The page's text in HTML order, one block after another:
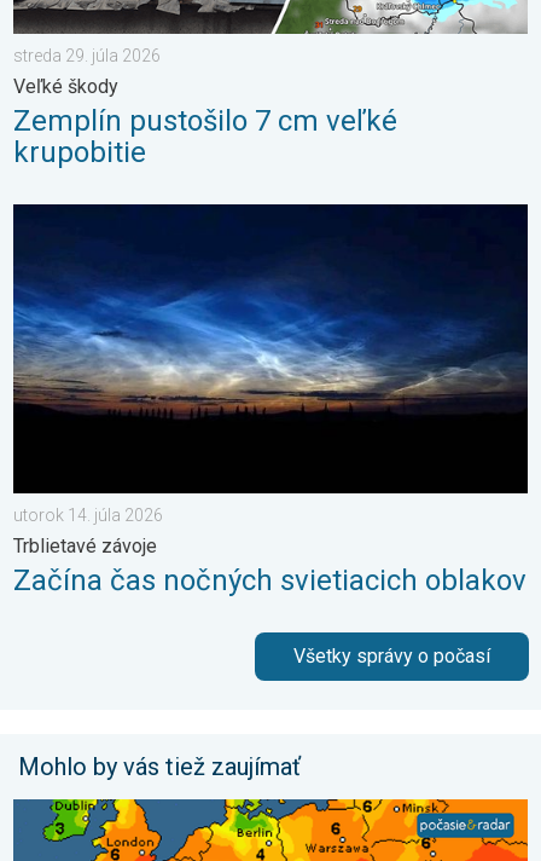
streda 29. júla 2026
Veľké škody
Zemplín pustošilo 7 cm veľké
krupobitie
utorok 14. júla 2026
Trblietavé závoje
Začína čas nočných svietiacich oblakov
Všetky správy o počasí
Mohlo by vás tiež zaujímať
UV index stúpa už poriadne vysoko. Nepodceňte slnko. . .